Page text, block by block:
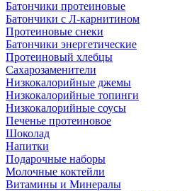
Батончики протеиновые
Батончики с Л-карнитином
Протеиновые снеки
Батончики энергетические
Протеиновый хлебцы
Сахарозаменители
Низкокалорийные джемы
Низкокалорийные топинги
Низкокалорийные соусы
Печенье протеиновое
Шоколад
Напитки
Подарочные наборы
Молочные коктейли
Витамины и Минералы